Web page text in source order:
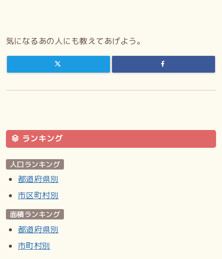
気になるあの人にも教えてあげよう。
ランキング
人口ランキング
都道府県別
市区町村別
面積ランキング
都道府県別
市町村別